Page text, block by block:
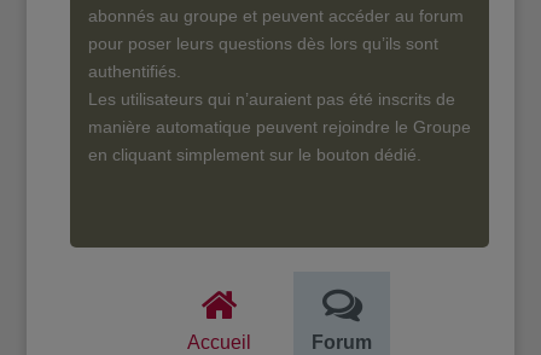
abonnés au groupe et peuvent accéder au forum
pour poser leurs questions dès lors qu’ils sont
authentifiés.
Les utilisateurs qui n’auraient pas été inscrits de
manière automatique peuvent rejoindre le Groupe
en cliquant simplement sur le bouton dédié.
Accueil Forum